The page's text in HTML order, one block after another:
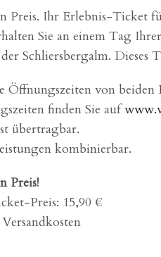
Preis. Ihr Erlebnis-Ticket
Sie an einem Tag
Schliersbergalm.
Öffnungszeiten von beiden
finden Sie auf
übertragbar.
kombinierbar.
Preis!
Preis: 15,90 €